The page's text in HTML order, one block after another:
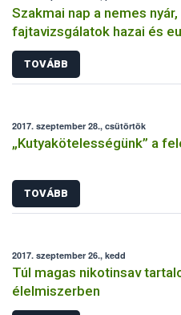
Szakmai nap a nemes
fajtavizsgálatok hazai és
TOVÁBB
2017. szeptember 28., csütörtök
„Kutyakötelességünk” a
TOVÁBB
2017. szeptember 26., kedd
Túl magas nikotinsav
élelmiszerben